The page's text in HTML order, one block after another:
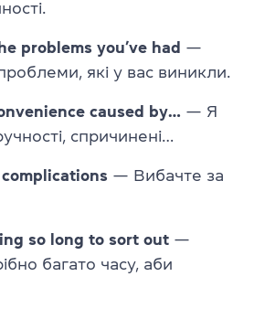
problems you’ve had —
які у вас виникли.
caused by… — Я
спричинені…
— Вибачте за
so long to sort out —
багато часу, аби